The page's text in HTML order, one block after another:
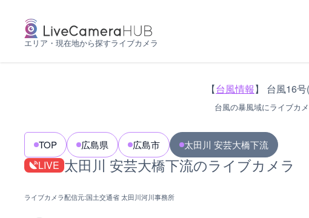
エリア・現在地から探すライブカメラ
【台風情報】 台風16
台風の暴風域にライブカ
TOP 広島県 広島市 太田川 安芸大橋下流
LIVE 太田川 安芸大橋下流のライブカメラ
ライブカメラ配信元:国土交通省 太田川河川事務所